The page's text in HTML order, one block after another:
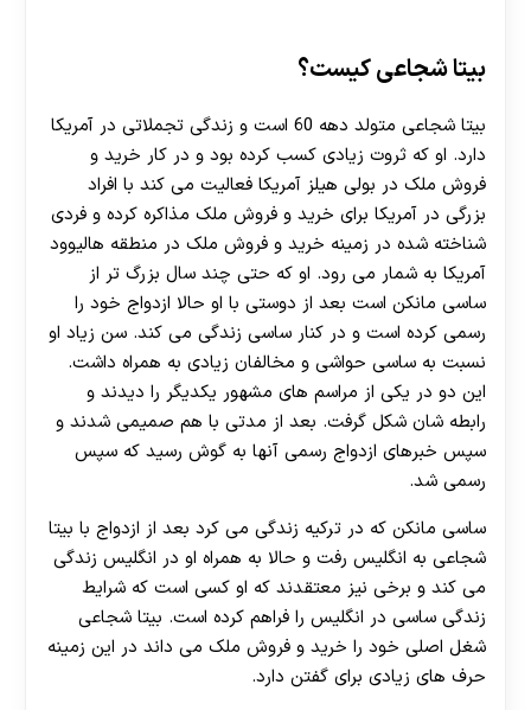
بیتا شجاعی کیست؟
بیتا شجاعی متولد دهه 60 است و زندگی تجملاتی در آمریکا
دارد. او که ثروت زیادی کسب کرده بود و در کار خرید و
فروش ملک در بولی هیلز آمریکا فعالیت می کند با افراد
بزرگی در آمریکا برای خرید و فروش ملک مذاکره کرده و فردی
شناخته شده در زمینه خرید و فروش ملک در منطقه هالیوود
آمریکا به شمار می رود. او که حتی چند سال بزرگ تر از
ساسی مانکن است بعد از دوستی با او حالا ازدواج خود را
رسمی کرده است و در کنار ساسی زندگی می کند. سن زیاد او
نسبت به ساسی حواشی و مخالفان زیادی به همراه داشت.
این دو در یکی از مراسم های مشهور یکدیگر را دیدند و
رابطه شان شکل گرفت. بعد از مدتی با هم صمیمی شدند و
سپس خبرهای ازدواج رسمی آنها به گوش رسید که سپس
رسمی شد.
ساسی مانکن که در ترکیه زندگی می کرد بعد از ازدواج با بیتا
شجاعی به انگلیس رفت و حالا به همراه او در انگلیس زندگی
می کند و برخی نیز معتقدند که او کسی است که شرایط
زندگی ساسی در انگلیس را فراهم کرده است. بیتا شجاعی
شغل اصلی خود را خرید و فروش ملک می داند در این زمینه
حرف های زیادی برای گفتن دارد.